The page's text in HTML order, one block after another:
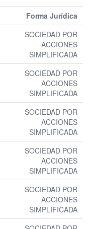
Forma Jurídica
SOCIEDAD POR
ACCIONES
SIMPLIFICADA
SOCIEDAD POR
ACCIONES
SIMPLIFICADA
SOCIEDAD POR
ACCIONES
SIMPLIFICADA
SOCIEDAD POR
ACCIONES
SIMPLIFICADA
SOCIEDAD POR
ACCIONES
SIMPLIFICADA